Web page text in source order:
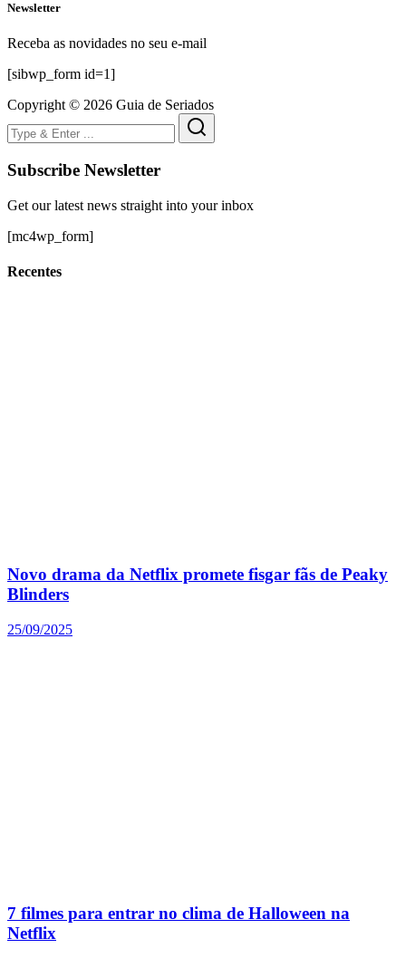
Newsletter
Receba as novidades no seu e-mail
[sibwp_form id=1]
Copyright © 2026 Guia de Seriados
Subscribe Newsletter
Get our latest news straight into your inbox
[mc4wp_form]
Recentes
Novo drama da Netflix promete fisgar fãs de Peaky
Blinders
25/09/2025
7 filmes para entrar no clima de Halloween na
Netflix